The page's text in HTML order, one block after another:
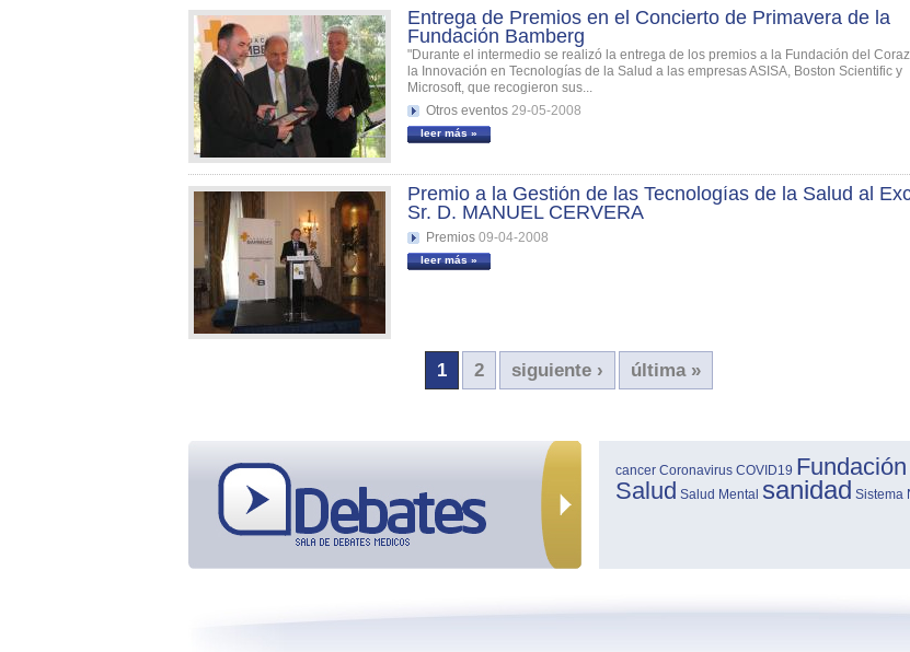
Entrega de Premios en el Concierto de Primavera de la
Fundación Bamberg
"Durante el intermedio se realizó la entrega de los premios a la Fundación del
la Innovación en Tecnologías de la Salud a las empresas ASISA, Boston Scientific y
Microsoft, que recogieron sus...
Otros eventos 29-05-2008
leer más »
Premio a la Gestión de las Tecnologías de la Salud al
Sr. D. MANUEL CERVERA
Premios 09-04-2008
leer más »
1 2 siguiente › última »
cancer Coronavirus COVID19
Salud Salud Mental sanidad Sistema